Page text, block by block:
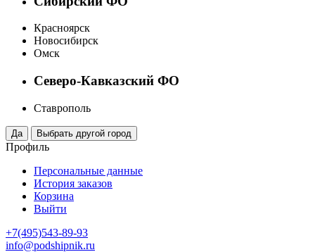
Красноярск
Новосибирск
Омск
Северо-Кавказский ФО
Ставрополь
Профиль
Персональные данные
История заказов
Корзина
Выйти
+7(495)543-89-93
info@podshipnik.ru